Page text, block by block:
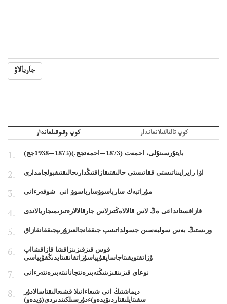
جاريالاۋ
كوپ وقىوقىلعاندار كوپ تالتالقىلانعاندار
بايتۇرسىنۇلى، احمەت (1873—احمەتجج.)(1873—1938جج)
اۋا رايرايىناتىستى ققاتىستى حالىقتىقازاقتىڭدارىحالىقتىقبولجامدارى
مۇراتبەك سارباسوۆسارباسوۆ انى–شوفەرءانى
قازاقستانداعى ەڭ لاس قالالاەڭتىزلاس جارقالالارءتىزىمىجاريالاندى
ورىستىڭ بەس سولبەسىن جسولداتىنىپ جىققانجالعىزۇرىپجىققانقازاق
قوس قىزقىزىنزاقشا قازاقشااپ
ۇزاتقتويقىتاجاساپقۇپياسۇزاتقانقىتايدىڭقۇپياسى
نوعاي قىزىنقىزىنىڭتەبىرەنتجانانىتەبىرەنتەرءانى
ديماشتىڭ انى شىعاءانىلا قشىعالىقتاسالادۇر
سقىتايلىقتاردىۆيدەو)ءدۇرسىلكىندىردى(ۆيدەو)